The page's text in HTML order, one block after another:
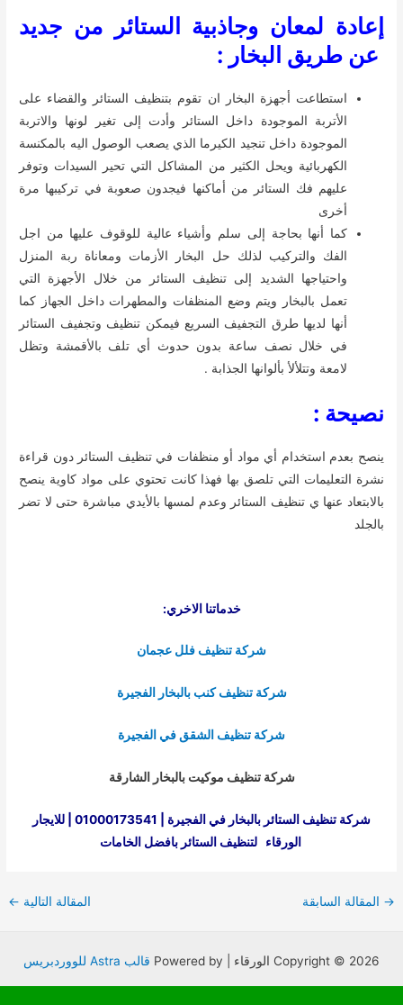
إعادة لمعان وجاذبية الستائر من جديد
عن طريق البخار :
استطاعت أجهزة البخار ان تقوم بتنظيف الستائر والقضاء على
الأتربة الموجودة داخل الستائر وأدت إلى تغير لونها والاتربة
الموجودة داخل تنجيد الكيرما الذي يصعب الوصول اليه بالمكنسة
الكهربائية ويحل الكثير من المشاكل التي تحير السيدات وتوفر
عليهم فك الستائر من أماكنها فيجدون صعوبة في تركيبها مرة
أخرى
كما أنها بحاجة إلى سلم وأشياء عالية للوقوف عليها من اجل
الفك والتركيب لذلك حل البخار الأزمات ومعاناة ربة المنزل
واحتياجها الشديد إلى تنظيف الستائر من خلال الأجهزة التي
تعمل بالبخار ويتم وضع المنظفات والمطهرات داخل الجهاز كما
أنها لديها طرق التجفيف السريع فيمكن تنظيف وتجفيف الستائر
في خلال نصف ساعة بدون حدوث أي تلف بالأقمشة وتظل
لامعة وتتلألأ بألوانها الجذابة .
نصيحة :
ينصح بعدم استخدام أي مواد أو منظفات في تنظيف الستائر دون قراءة
نشرة التعليمات التي تلصق بها فهذا كانت تحتوي على مواد كاوية ينصح
بالابتعاد عنها ي تنظيف الستائر وعدم لمسها بالأيدي مباشرة حتى لا تضر
بالجلد
خدماتنا الاخري:
شركة تنظيف فلل عجمان
شركة تنظيف كنب بالبخار الفجيرة
شركة تنظيف الشقق في الفجيرة
شركة تنظيف موكيت بالبخار الشارقة
شركة تنظيف الستائر بالبخار في الفجيرة | 01000173541 | للايجار
الورقاء لتنظيف الستائر بافضل الخامات
Post
→ المقالة السابقة المقالة التالية ←
Copyright © 2026 الورقاء | Powered by قالب Astra للووردبريس